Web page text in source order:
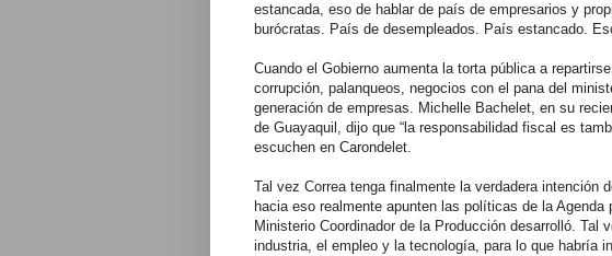
estancada, eso de hablar de país de empresarios y
burócratas. País de desempleados. País estancado.
Cuando el Gobierno aumenta la torta pública a
corrupción, palanqueos, negocios con el pana del
generación de empresas. Michelle Bachelet, en su
de Guayaquil, dijo que “la responsabilidad fiscal es
escuchen en Carondelet.
Tal vez Correa tenga finalmente la verdadera intención
hacia eso realmente apunten las políticas de la Agenda
Ministerio Coordinador de la Producción desarrolló. Tal
industria, el empleo y la tecnología, para lo que habría